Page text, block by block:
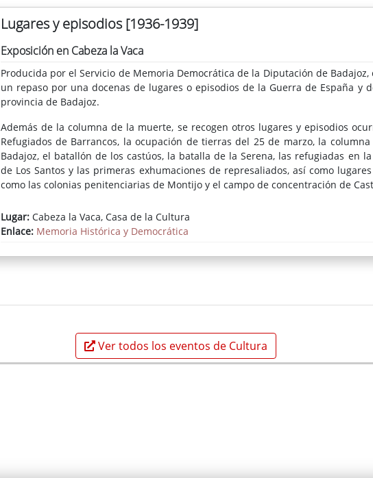
Lugares y episodios [1936-1939]
Exposición en Cabeza la Vaca
Producida por el Servicio de Memoria Democrática de la Diputación de
un repaso por una docenas de lugares o episodios de la Guerra de España y
provincia de Badajoz.
Además de la columna de la muerte, se recogen otros lugares y episodios
Refugiados de Barrancos, la ocupación de tierras del 25 de marzo, la
Badajoz, el batallón de los castúos, la batalla de la Serena, las refugiadas en
de Los Santos y las primeras exhumaciones de represaliados, así como
como las colonias penitenciarias de Montijo y el campo de concentración de
Lugar:Cabeza la Vaca, Casa de la Cultura
Enlace: Memoria Histórica y Democrática
Ver todos los eventos de Cultura